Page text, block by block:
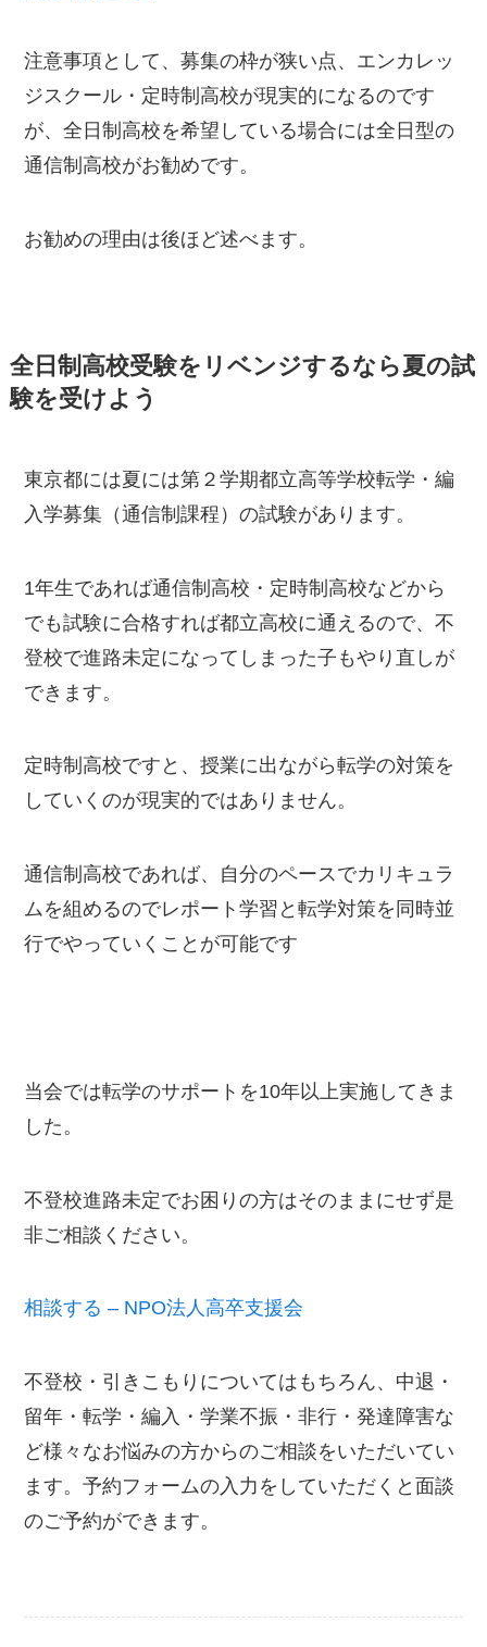
注意事項として、募集の枠が狭い点、エンカレッ
ジスクール・定時制高校が現実的になるのです
が、全日制高校を希望している場合には全日型の
通信制高校がお勧めです。
お勧めの理由は後ほど述べます。
全日制高校受験をリベンジするなら夏の試
験を受けよう
東京都には夏には第２学期都立高等学校転学・編
入学募集（通信制課程）の試験があります。
1年生であれば通信制高校・定時制高校などから
でも試験に合格すれば都立高校に通えるので、不
登校で進路未定になってしまった子もやり直しが
できます。
定時制高校ですと、授業に出ながら転学の対策を
していくのが現実的ではありません。
通信制高校であれば、自分のペースでカリキュラ
ムを組めるのでレポート学習と転学対策を同時並
行でやっていくことが可能です
当会では転学のサポートを10年以上実施してきま
した。
不登校進路未定でお困りの方はそのままにせず是
非ご相談ください。
相談する – NPO法人高卒支援会
不登校・引きこもりについてはもちろん、中退・
留年・転学・編入・学業不振・非行・発達障害な
ど様々なお悩みの方からのご相談をいただいてい
ます。予約フォームの入力をしていただくと面談
のご予約ができます。